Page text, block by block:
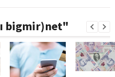
bigmir)net"